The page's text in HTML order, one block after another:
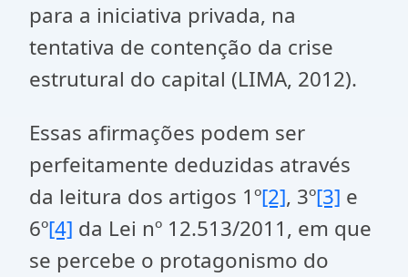
para a iniciativa privada, na
tentativa de contenção da crise
estrutural do capital (LIMA, 2012).
Essas afirmações podem ser
perfeitamente deduzidas através
da leitura dos artigos 1º[2], 3º[3] e
6º[4] da Lei nº 12.513/2011, em que
se percebe o protagonismo do